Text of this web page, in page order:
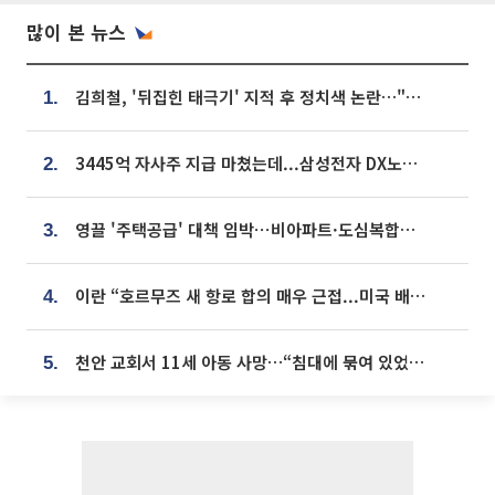
많이 본 뉴스
1. 김희철, '뒤집힌 태극기' 지적 후 정치색 논란…"좌우 떠나 우리나라 국기"
2. 3445억 자사주 지급 마쳤는데...삼성전자 DX노조, 뒤늦은 '떼쓰기 집회'
3. 영끌 '주택공급' 대책 임박⋯비아파트·도심복합까지 총동원
4. 이란 “호르무즈 새 항로 합의 매우 근접...미국 배상 먼저”
5. 천안 교회서 11세 아동 사망…“침대에 묶여 있었다” 진술 확보